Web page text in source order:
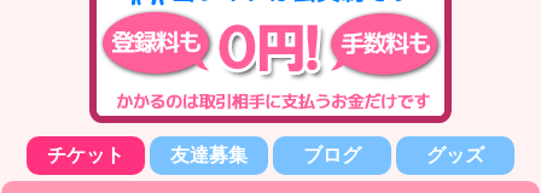
チケット 友達募集 ブログ グッズ